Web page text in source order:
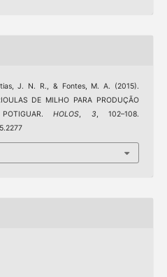
J. N. R., & Fontes, M. A. (2015).
DE MILHO PARA PRODUÇÃO
POTIGUAR.HOLOS, 3, 102–108.